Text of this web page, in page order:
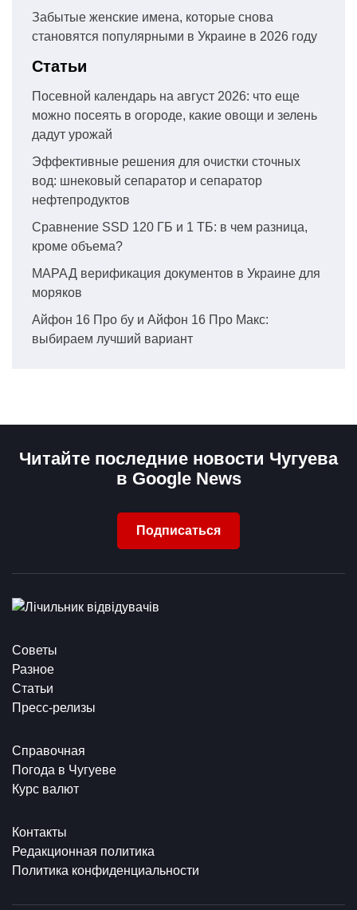
Забытые женские имена, которые снова
становятся популярными в Украине в 2026 году
Статьи
Посевной календарь на август 2026: что еще
можно посеять в огороде, какие овощи и зелень
дадут урожай
Эффективные решения для очистки сточных
вод: шнековый сепаратор и сепаратор
нефтепродуктов
Сравнение SSD 120 ГБ и 1 ТБ: в чем разница,
кроме объема?
МАРАД верификация документов в Украине для
моряков
Айфон 16 Про бу и Айфон 16 Про Макс:
выбираем лучший вариант
Читайте последние новости Чугуева
в Google News
Подписаться
Советы
Разное
Статьи
Пресс-релизы
Справочная
Погода в Чугуеве
Курс валют
Контакты
Редакционная политика
Политика конфиденциальности